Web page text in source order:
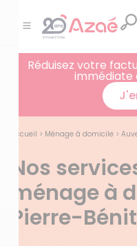
Réduisez votre
immédiate
Accueil > Ménage à domicile >
Nos
ménage à
Pierre-